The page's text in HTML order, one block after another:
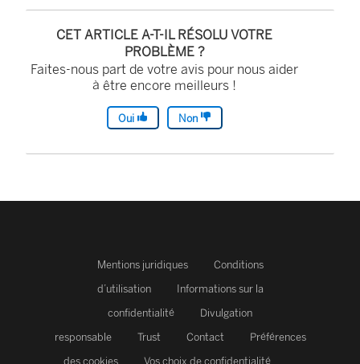
n
s
’
o
a
n
n
CET ARTICLE A-T-IL RÉSOLU VOTRE
PROBLÈME ?
Faites-nous part de votre avis pour nous aider
à être encore meilleurs !
Oui Non
Mentions juridiques
Conditions
d’utilisation
Informations sur la
confidentialité
Divulgation
responsable
Trust Contact
Préférences
des cookies
Vos choix de confidentialité